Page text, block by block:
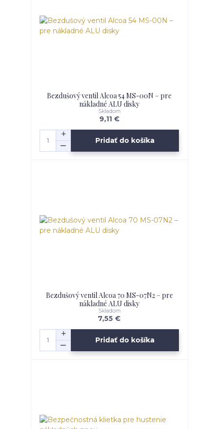
Bezdušový ventil Alcoa 54 MS-00N – pre
nákladné ALU disky
9,11 €
Skladom
Pridať do košíka
Bezdušový ventil Alcoa 70 MS-07N2 – pre
nákladné ALU disky
7,55 €
Skladom
Pridať do košíka